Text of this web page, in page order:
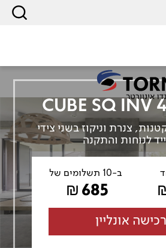
CUBE SQ INV
צנרת וניקוז בשני צידי
לנוחות והתקנה
ב-10 תשלומים של
₪ 685
אונליין